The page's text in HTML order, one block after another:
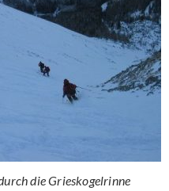
die Grieskogelrinne